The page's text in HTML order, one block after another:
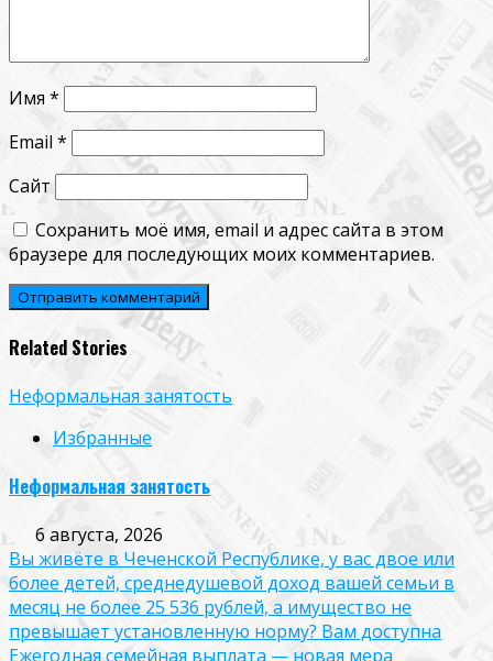
Имя *
Email *
Сайт
Сохранить моё имя, email и адрес сайта в этом
браузере для последующих моих комментариев.
Related Stories
Неформальная занятость
Избранные
Неформальная занятость
6 августа, 2026
Вы живёте в Чеченской Республике, у вас двое или
более детей, среднедушевой доход вашей семьи в
месяц не более 25 536 рублей, а имущество не
превышает установленную норму? Вам доступна
Ежегодная семейная выплата — новая мера